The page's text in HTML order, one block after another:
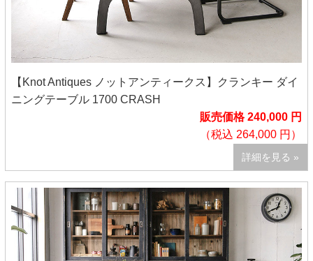
【Knot Antiques ノットアンティークス】クランキー ダイ
ニングテーブル 1700 CRASH
販売価格 240,000 円
（税込 264,000 円）
詳細を見る »